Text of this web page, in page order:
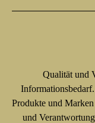
Qualität und
Produkte und
und